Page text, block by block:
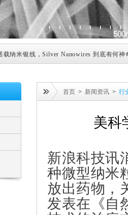
术替代ITO薄膜 (2015-12-26)
曲屏技术革命 (2015-12-26)
载纳米银线，Silver Nanowires 到底有何
性屏幕，明年将实现产业化 (2015-12-26)
线或成ITO薄膜强势替代技术 (2016-03-
杀死肿瘤细胞纳米机器人 (2016-03-20)
塑料柔性磁存储芯片问世 (2016-08-29)
路板,期待半导体产业回流美国 (2016-09-
泪中首次发现金纳米颗粒 (2016-10-07)
首页 > 新闻资讯 > 行
美科
新浪科技讯
种微型纳米
放出药物，
发表在《自